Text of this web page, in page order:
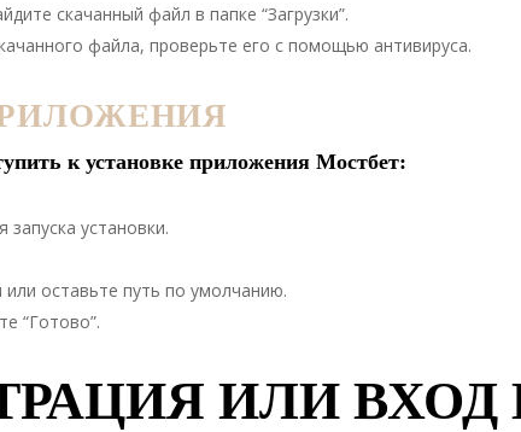
скачанный файл в папке “Загрузки”.
файла, проверьте его с помощью антивируса.
к установке приложения Мостбет:
установки.
оставьте путь по умолчанию.
“Готово”.
ИЛИ ВХОД